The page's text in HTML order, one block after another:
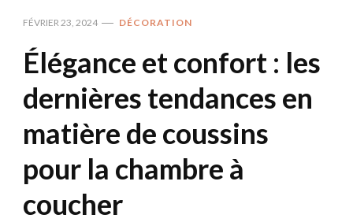
FÉVRIER 23, 2024 DÉCORATION
Élégance et confort : les
dernières tendances en
matière de coussins
pour la chambre à
coucher